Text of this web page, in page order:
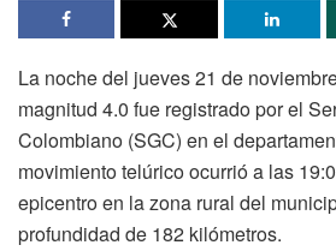
La noche del jueves 21 de
magnitud 4.0 fue registrado por el
Colombiano (SGC) en el
movimiento telúrico ocurrió a las
epicentro en la zona rural del
profundidad de 182 kilómetros.